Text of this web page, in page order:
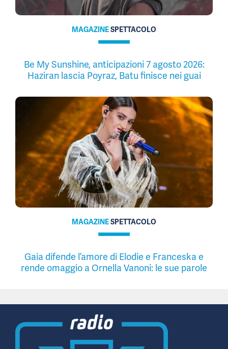
MAGAZINESPETTACOLO
Be My Sunshine, anticipazioni 7 agosto 2026:
Haziran lascia Poyraz, Batu finisce nei guai
MAGAZINESPETTACOLO
Gaia difende l’amore di Elodie e Franceska e
rende omaggio a Ornella Vanoni: le sue parole